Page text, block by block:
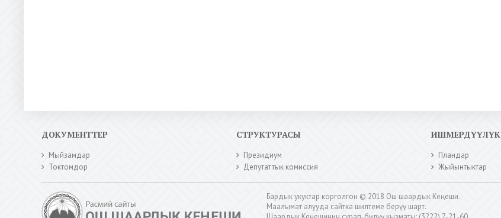
ДОКУМЕНТТЕР
Мыйзамдар
Токтомдор
СТРУКТУРАСЫ
Президиум
Депутаттык комиссия
ИШМЕРДҮҮЛҮК
Пландар
Жыйынтыктар
Бардык укуктар корголгон © 2018 Ош шаардык Кеңеши.
Маалымат алууда сайтка шилтеме берүү шарт.